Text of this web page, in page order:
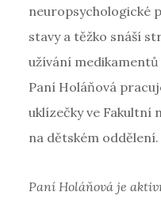
neuropsychologické
stavy a těžko snáší
užívání
Paní Holáňová
uklízečky ve Fakultní
na dětském oddělení.
Paní Holáňová je